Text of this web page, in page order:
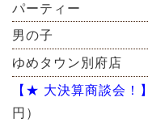
パーティー
男の子
ゆめタウン別府店
【★ 大決算商談会！】
円）